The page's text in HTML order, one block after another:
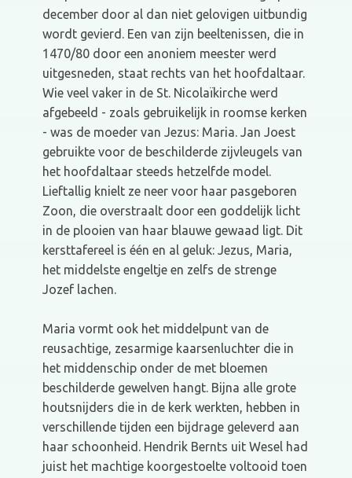
december door al dan niet gelovigen uitbundig
wordt gevierd. Een van zijn beeltenissen, die in
1470/80 door een anoniem meester werd
uitgesneden, staat rechts van het hoofdaltaar.
Wie veel vaker in de St. Nicolaïkirche werd
afgebeeld - zoals gebruikelijk in roomse kerken
- was de moeder van Jezus: Maria. Jan Joest
gebruikte voor de beschilderde zijvleugels van
het hoofdaltaar steeds hetzelfde model.
Lieftallig knielt ze neer voor haar pasgeboren
Zoon, die overstraalt door een goddelijk licht
in de plooien van haar blauwe gewaad ligt. Dit
kersttafereel is één en al geluk: Jezus, Maria,
het middelste engeltje en zelfs de strenge
Jozef lachen.
Maria vormt ook het middelpunt van de
reusachtige, zesarmige kaarsenluchter die in
het middenschip onder de met bloemen
beschilderde gewelven hangt. Bijna alle grote
houtsnijders die in de kerk werkten, hebben in
verschillende tijden een bijdrage geleverd aan
haar schoonheid. Hendrik Bernts uit Wesel had
juist het machtige koorgestoelte voltooid toen